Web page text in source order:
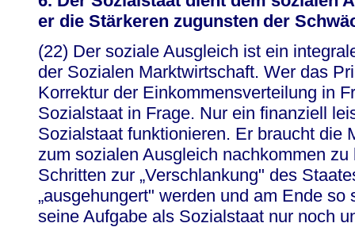
er die Stärkeren zugunsten der
(22) Der soziale Ausgleich ist ein
der Sozialen Marktwirtschaft. Wer das
Korrektur der Einkommensverteilung in
Sozialstaat in Frage. Nur ein finanziell
Sozialstaat funktionieren. Er braucht die
zum sozialen Ausgleich nachkommen
Schritten zur „Verschlankung" des
„ausgehungert" werden und am Ende so
seine Aufgabe als Sozialstaat nur noch